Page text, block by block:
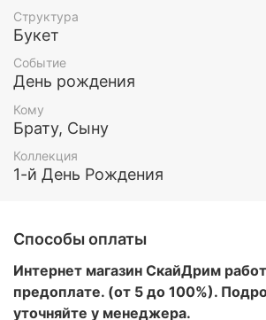
Структура
Букет
Событие
День рождения
Кому
Брату, Сыну
Коллекция
1-й День Рождения
Способы оплаты
Интернет магазин СкайДрим
предоплате. (от 5 до 100%).
уточняйте у менеджера.